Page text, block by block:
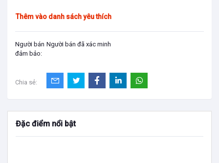
Thêm vào danh sách yêu thích
Người bán
đảm bảo:
Người bán đã xác minh
Chia sẻ:
Đặc điểm nổi bật